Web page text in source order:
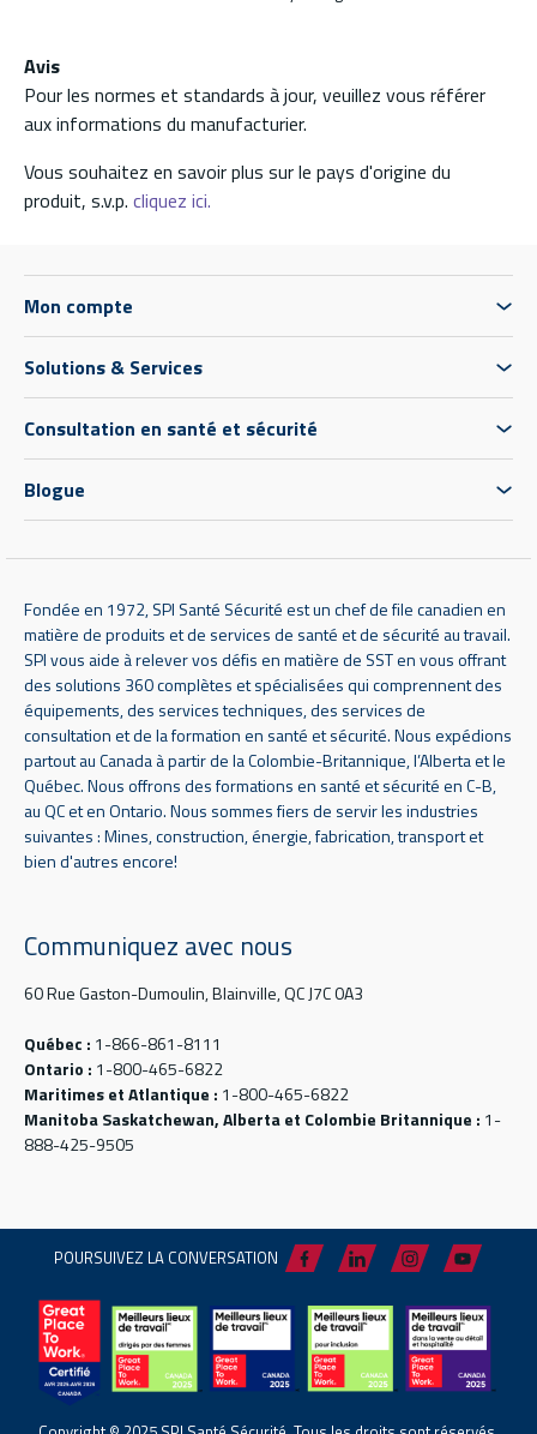
Avis
Pour les normes et standards à jour, veuillez vous référer
aux informations du manufacturier.
Vous souhaitez en savoir plus sur le pays d'origine du
produit, s.v.p. cliquez ici.
Mon compte
Solutions & Services
Consultation en santé et sécurité
Blogue
Fondée en 1972, SPI Santé Sécurité est un chef de file canadien en
matière de produits et de services de santé et de sécurité au travail.
SPI vous aide à relever vos défis en matière de SST en vous offrant
des solutions 360 complètes et spécialisées qui comprennent des
équipements, des services techniques, des services de
consultation et de la formation en santé et sécurité. Nous expédions
partout au Canada à partir de la Colombie-Britannique, l’Alberta et le
Québec. Nous offrons des formations en santé et sécurité en C-B,
au QC et en Ontario. Nous sommes fiers de servir les industries
suivantes : Mines, construction, énergie, fabrication, transport et
bien d'autres encore!
Communiquez avec nous
60 Rue Gaston-Dumoulin, Blainville, QC J7C 0A3
Québec : 1-866-861-8111
Ontario : 1-800-465-6822
Maritimes et Atlantique : 1-800-465-6822
Manitoba Saskatchewan, Alberta et Colombie Britannique : 1-
888-425-9505
POURSUIVEZ LA CONVERSATION